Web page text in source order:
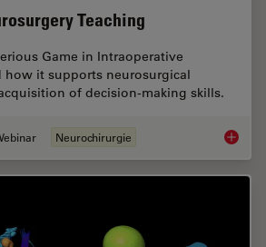
Teaching
Game in Intraoperative
how it supports neurosurgical
of decision-making skills.
Neurochirurgie